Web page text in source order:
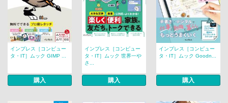
インプレス［コンピュー
タ・IT］ムック GIMP ...
購入
インプレス［コンピュー
タ・IT］ムック 世界一や
さ...
購入
インプレス［コンピュー
タ・IT］ムック Goodn...
購入